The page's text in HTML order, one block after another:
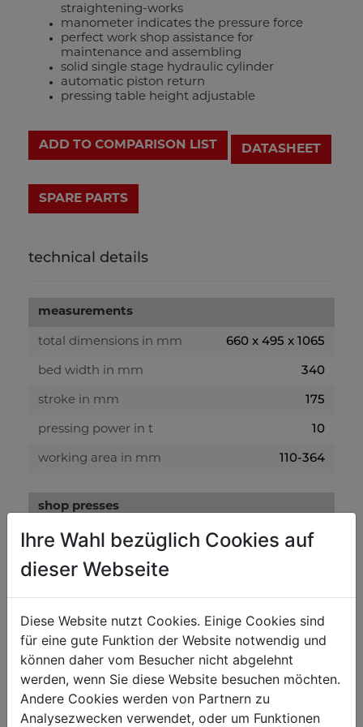
straightening-works
manometer indicates the pressure force
perfect work shop assistance for
maintenance and assembling
solid single stage hydraulic cylinder
automatic piston return
pressing table height adjustable
ADD TO COMPARISON LIST DATASHEET
technical details
measurements
total dimensions in mm 660 x 495 x 1065
bed width in mm 340
stroke in mm 175
pressing power in t 10
working area in mm 110-364
shop presses
tamp Ø in mm 40
net weight in kg 49
gross weight in kg 51
packaging
packaging height in mm 145
Ihre Wahl bezüglich Cookies auf
dieser Webseite
Diese Website nutzt Cookies. Einige Cookies sind
für eine gute Funktion der Website notwendig und
können daher vom Besucher nicht abgelehnt
werden, wenn Sie diese Website besuchen möchten.
Andere Cookies werden von Partnern zu
Analysezwecken verwendet, oder um Funktionen